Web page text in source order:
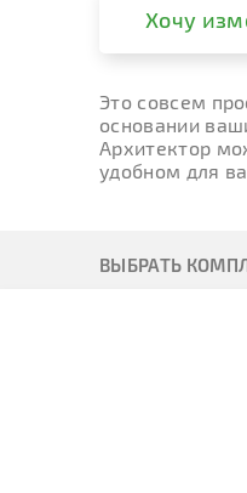
Хочу
Это совсем
основании
Архитектор
удобном для
ВЫБРАТЬ